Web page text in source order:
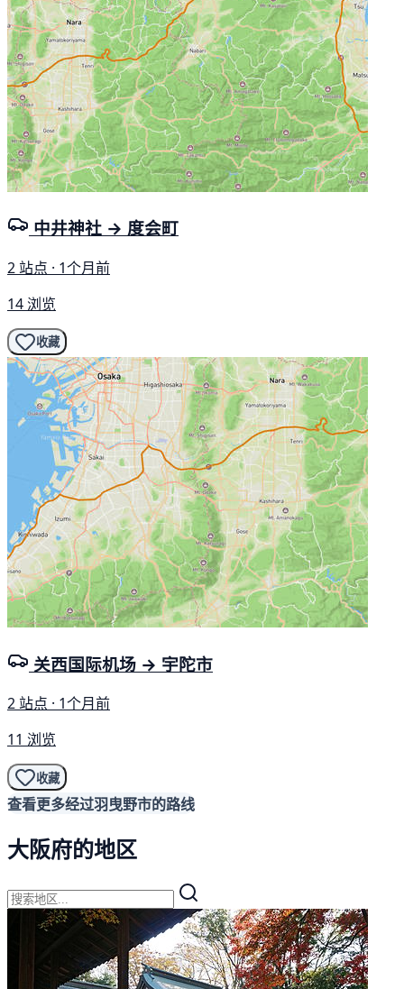
中井神社 → 度会町
2 站点 · 1个月前
14 浏览
收藏
关西国际机场 → 宇陀市
2 站点 · 1个月前
11 浏览
收藏
查看更多经过羽曳野市的路线
大阪府的地区